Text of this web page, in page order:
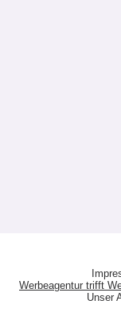
Werbeagentur trifft
Unser